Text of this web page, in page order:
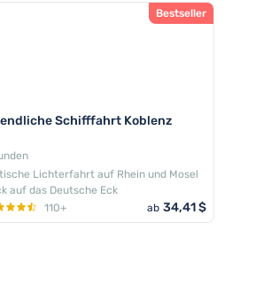
Bestseller
Schifffahrt Koblenz
Lichterfahrt auf Rhein und Mosel
auf das Deutsche Eck
110+ ab 34,41 $